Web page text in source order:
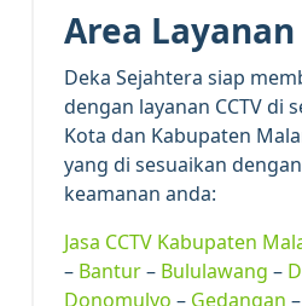
Area Layanan
Deka Sejahtera siap
dengan layanan CCTV di
Kota dan Kabupaten
yang di sesuaikan
keamanan anda:
Jasa CCTV Kabupaten
– Bantur– Bululawang –
Donomulyo – Gedangan –